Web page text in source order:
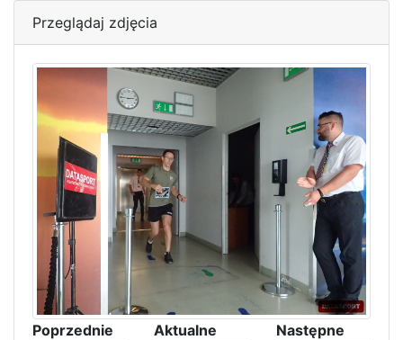
Przeglądaj zdjęcia
Poprzednie Aktualne Następne